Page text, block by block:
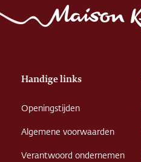
Handige links
Openingstijden
Algemene voorwaarden
Verantwoord ondernemen